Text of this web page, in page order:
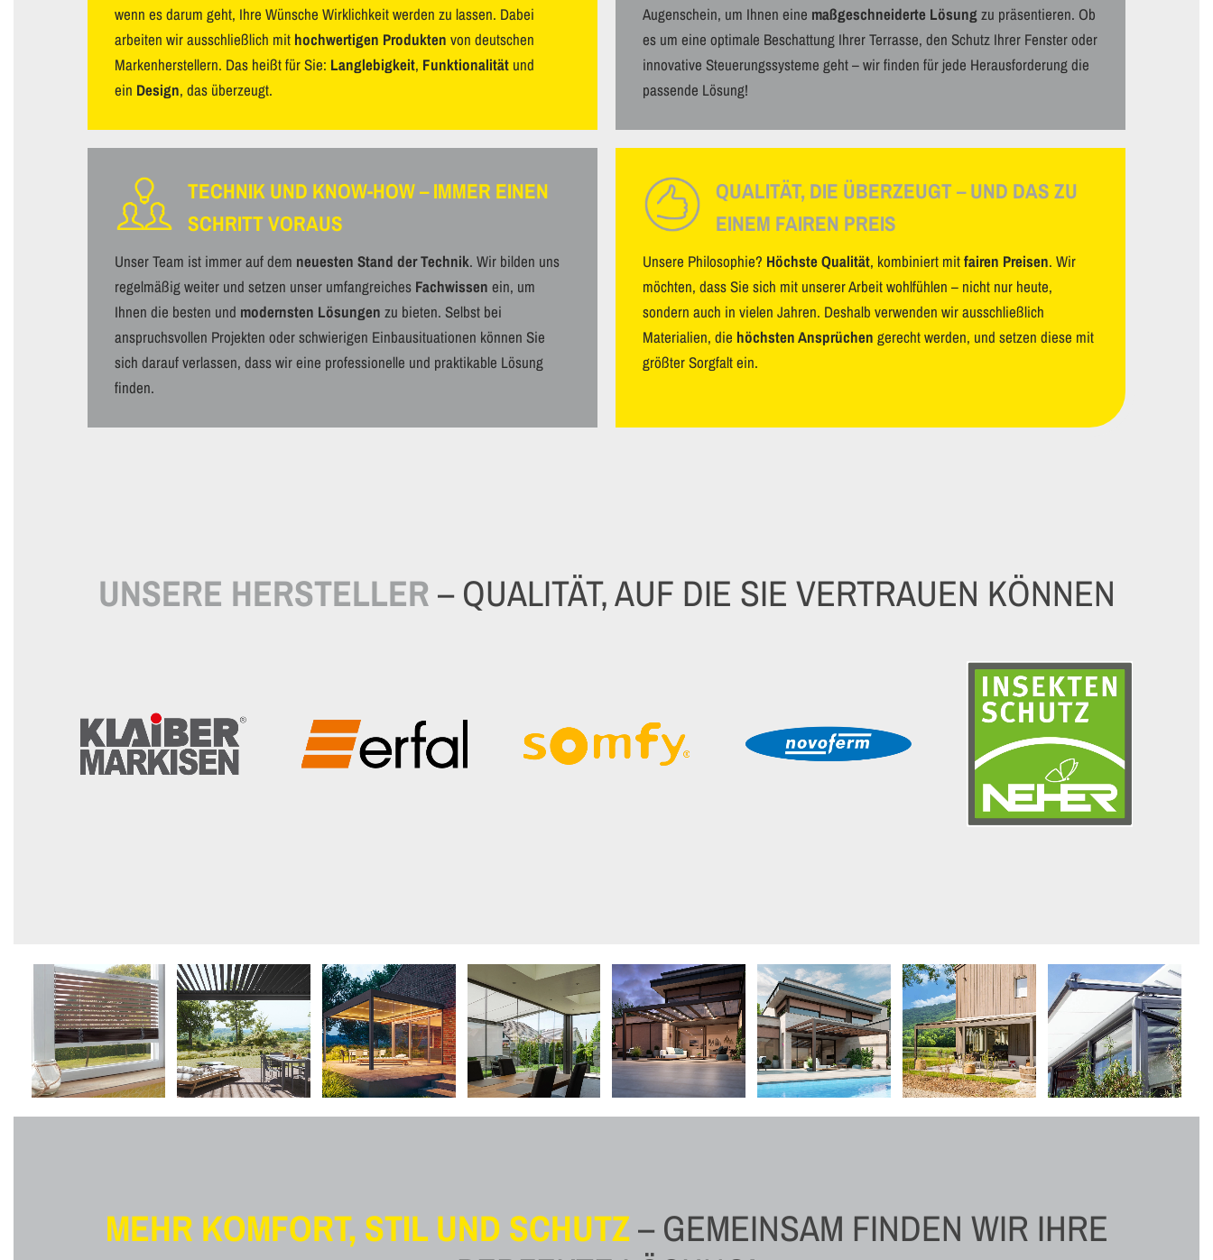
wenn es darum geht, Ihre Wünsche Wirklichkeit werden zu lassen. Dabei
arbeiten wir ausschließlich mit hochwertigen Produkten von deutschen
Markenherstellern. Das heißt für Sie: Langlebigkeit, Funktionalität und
ein Design, das überzeugt.
Augenschein, um Ihnen eine maßgeschneiderte Lösungzu präsentieren. Ob
es um eine optimale Beschattung Ihrer Terrasse, den Schutz Ihrer Fenster oder
innovative Steuerungssysteme geht – wir finden für jede Herausforderung die
passende Lösung!
TECHNIK UND KNOW-HOW – IMMER EINEN
SCHRITT VORAUS
Unser Team ist immer auf dem neuesten Stand der Technik. Wir bilden uns
regelmäßig weiter und setzen unser umfangreiches Fachwissen ein, um
Ihnen die besten und modernsten Lösungen zu bieten. Selbst bei
anspruchsvollen Projekten oder schwierigen Einbausituationen können Sie
sich darauf verlassen, dass wir eine professionelle und praktikable Lösung
finden.
QUALITÄT, DIE ÜBERZEUGT – UND DAS ZU
EINEM FAIREN PREIS
Unsere Philosophie? Höchste Qualität, kombiniert mitfairen Preisen. Wir
möchten, dass Sie sich mit unserer Arbeit wohlfühlen – nicht nur heute,
sondern auch in vielen Jahren. Deshalb verwenden wir ausschließlich
Materialien, die höchsten Ansprüchen gerecht werden, und setzen diese mit
größter Sorgfalt ein.
UNSERE HERSTELLER– QUALITÄT, AUF DIE SIE VERTRAUEN KÖNNEN
MEHR KOMFORT, STIL UND SCHUTZ– GEMEINSAM FINDEN WIR IHRE